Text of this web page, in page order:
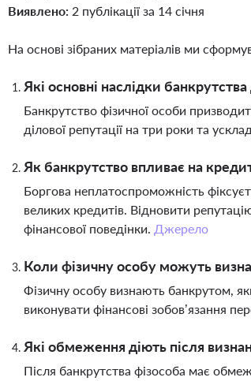
Виявлено: 2 публікації за 14 січня
На основі зібраних матеріалів ми
Які основні наслідки
Банкрутство фізичної особи
ділової репутації на три роки та
Як банкрутство впливає на
Боргова неплатоспроможність
великих кредитів. Відновити
фінансової поведінки. Джерело
Коли фізичну особу можуть
Фізичну особу визнають банкрутом,
виконувати фінансові зобов’язання
Які обмеження діють після
Після банкрутства фізособа має